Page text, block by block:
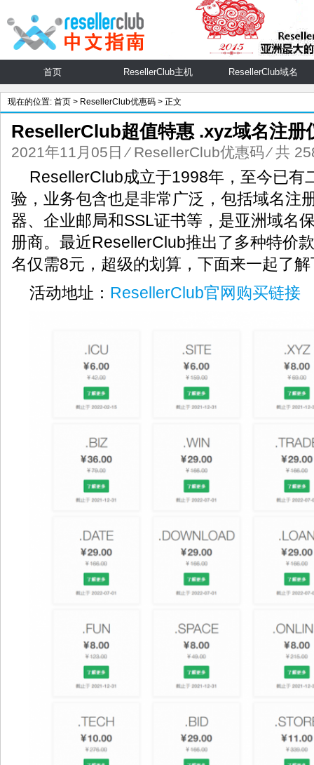
首页 ResellerClub主机 ResellerClub域名
现在的位置: 首页 > ResellerClub优惠码 > 正文
ResellerClub超值特惠 .xyz域名注册
2021年11月05日 ⁄ ResellerClub优惠码⁄ 共
ResellerClub成立于1998年，至今已有
验，业务包含也是非常广泛，包括域名注
器、企业邮局和SSL证书等，是亚洲域名
册商。最近ResellerClub推出了多种特价
名仅需8元，超级的划算，下面来一起了
活动地址： ResellerClub官网购买链接